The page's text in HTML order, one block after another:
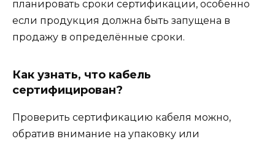
планировать сроки сертификации, особенно
если продукция должна быть запущена в
продажу в определённые сроки.
Как узнать, что кабель
сертифицирован?
Проверить сертификацию кабеля можно,
обратив внимание на упаковку или